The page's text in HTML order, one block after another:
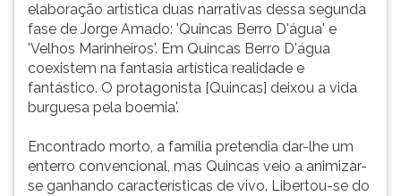
elaboração artística duas narrativas dessa segunda
fase de Jorge Amado: 'Quincas Berro D'água' e
'Velhos Marinheiros'. Em Quincas Berro D'água
coexistem na fantasia artística realidade e
fantástico. O protagonista [Quincas] deixou a vida
burguesa pela boemia'.
Encontrado morto, a família pretendia dar-lhe um
enterro convencional, mas Quincas veio a animizar-
se ganhando características de vivo. Libertou-se do